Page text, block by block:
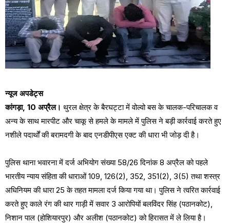
न्यूज अपडेट्स
कांगड़ा, 10 अप्रैल। थुरल क्षेत्र के बैरघट्टा में वोल्वो बस के चालक-परिचालक व
अन्य के साथ मारपीट और चाकू से हमले के मामले में पुलिस ने बड़ी कार्रवाई करते हुए
नशीले पदार्थों की बरामदगी के बाद एनडीपीएस एक्ट की धारा भी जोड़ दी है।
पुलिस थाना भवारना में दर्ज अभियोग संख्या 58/26 दिनांक 8 अप्रैल को पहले
भारतीय न्याय संहिता की धाराओं 109, 126(2), 352, 351(2), 3(5) तथा शस्त्र
अधिनियम की धारा 25 के तहत मामला दर्ज किया गया था। पुलिस ने त्वरित कार्रवाई
करते हुए काले रंग की थार गाड़ी में सवार 3 आरोपियों बलविंदर सिंह (पठानकोट),
निशान पाल (होशियारपुर) और अलीश (पठानकोट) को हिरासत में ले लिया है।